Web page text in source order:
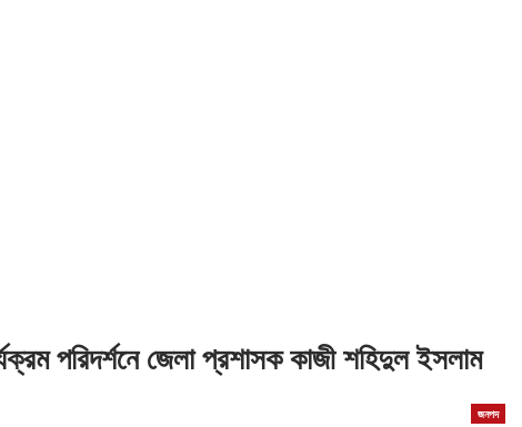
পরিদর্শনে জেলা প্রশাসক কাজী শহিদুল ইসলাম
জনপদ